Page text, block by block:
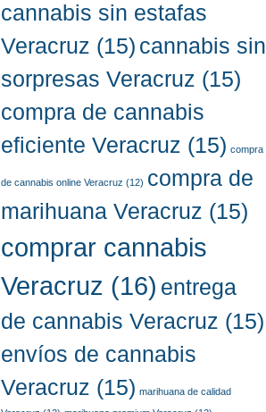
cannabis sin estafas
Veracruz (15) cannabis sin
sorpresas Veracruz (15)
compra de cannabis
eficiente Veracruz (15) compra
de cannabis online Veracruz (12) compra de
marihuana Veracruz (15)
comprar cannabis
Veracruz (16) entrega
de cannabis Veracruz (15)
envíos de cannabis
Veracruz (15) marihuana de calidad